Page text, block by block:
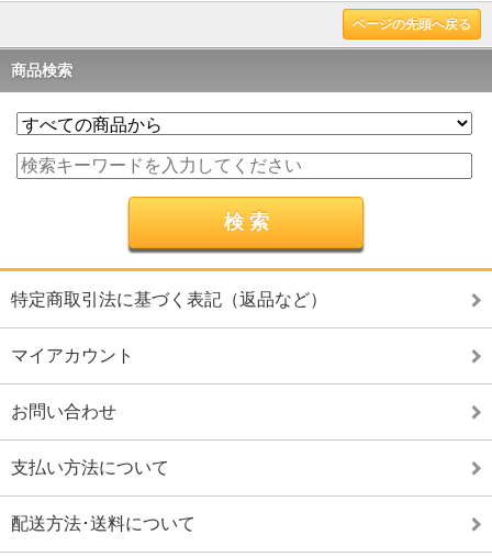
ページの先頭へ戻る
商品検索
特定商取引法に基づく表記（返品など）
マイアカウント
お問い合わせ
支払い方法について
配送方法･送料について